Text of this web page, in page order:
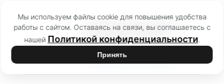
Как размножить мирт в
домашних условиях
черенками
Декоративно-лиственные
Мы используем файлы cookie для повышения удобства
работы с сайтом. Оставаясь на связи, вы соглашаетесь с
нашей Политикой конфиденциальности.
Принять